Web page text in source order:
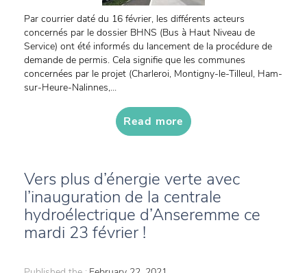
Par courrier daté du 16 février, les différents acteurs
concernés par le dossier BHNS (Bus à Haut Niveau de
Service) ont été informés du lancement de la procédure de
demande de permis. Cela signifie que les communes
concernées par le projet (Charleroi, Montigny-le-Tilleul, Ham-
sur-Heure-Nalinnes,...
Read more
Vers plus d’énergie verte avec
l’inauguration de la centrale
hydroélectrique d’Anseremme ce
mardi 23 février !